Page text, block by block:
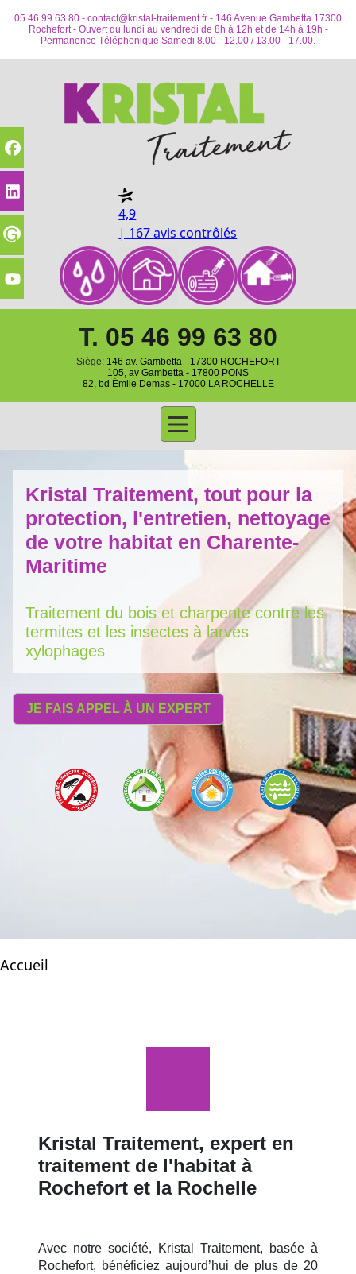
05 46 99 63 80 - contact@kristal-traitement.fr - 146 Avenue Gambetta 17300
Rochefort - Ouvert du lundi au vendredi de 8h à 12h et de 14h à 19h -
Permanence Téléphonique Samedi 8.00 - 12.00 / 13.00 - 17.00.
4,9
| 167 avis contrôlés
T. 05 46 99 63 80
Siège: 146 av. Gambetta - 17300 ROCHEFORT
105, av Gambetta - 17800 PONS
82, bd Émile Demas - 17000 LA ROCHELLE
Kristal Traitement, tout pour la
protection, l'entretien, nettoyage
de votre habitat en Charente-
Maritime
Traitement du bois et charpente contre les
termites et les insectes à larves
xylophages
JE FAIS APPEL À UN EXPERT
Accueil
Kristal Traitement, expert en
traitement de l'habitat à
Rochefort et la Rochelle
Avec notre société, Kristal Traitement, basée à
Rochefort, bénéficiez aujourd’hui de plus de 20